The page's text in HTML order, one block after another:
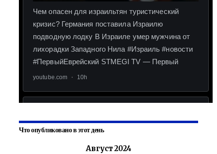
Что опубликовано в этот день
Август 2024